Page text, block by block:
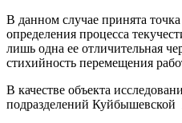
В данном случае принята
определения процесса
лишь одна ее отличительная
стихийность перемещения
В качестве объекта
подразделений Куйбышевской